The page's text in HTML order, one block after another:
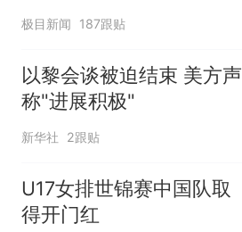
500杯，店员：今天奶茶
时
极目新闻 187跟贴
以黎会谈被迫结束 美方声
称"进展积极"
新华社 2跟贴
U17女排世锦赛中国队取
得开门红